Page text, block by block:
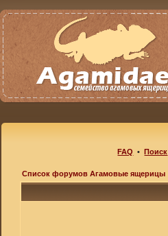
FAQ •Поиск
Список форумов Агамовые ящерицы